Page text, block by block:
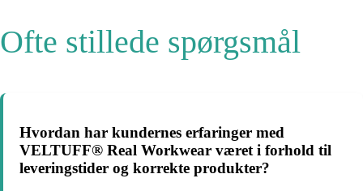
Ofte stillede spørgsmål
Hvordan har kundernes erfaringer med
VELTUFF® Real Workwear været i forhold til
leveringstider og korrekte produkter?